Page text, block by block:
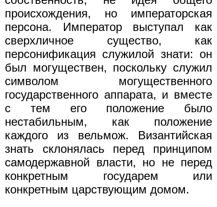
происхождения, но императорская
персона. Император выступал как
сверхличное существо, как
персонификация служилой знати: он
был могуществен, поскольку служил
символом могущественного
государственного аппарата, и вместе
с тем его положение было
нестабильным, как положение
каждого из вельмож. Византийская
знать склонялась перед принципом
самодержавной власти, но не перед
конкретным государем или
конкретным царствующим домом.